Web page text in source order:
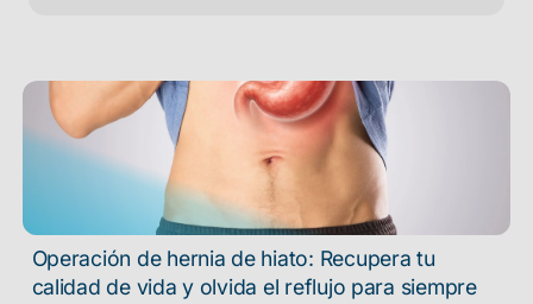
Operación de hernia de hiato: Recupera tu
calidad de vida y olvida el reflujo para siempre